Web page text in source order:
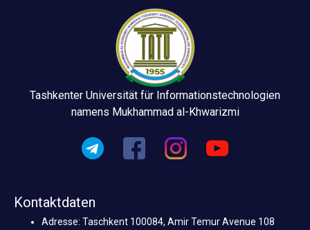
Tashkenter Universität für Informationstechnologien
namens Mukhammad al-Khwarizmi
Kontaktdaten
Adresse: Taschkent 100084, Amir Temur Avenue 108